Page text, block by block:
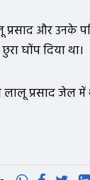
और उनके
घोंप दिया था।
प्रसाद जेल